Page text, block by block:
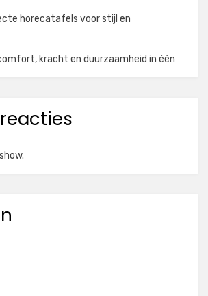
horecatafels voor stijl en
kracht en duurzaamheid in één